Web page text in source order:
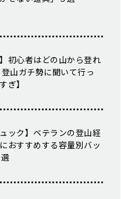
】初心者はどの山から登れ
山ガチ勢に聞いて行っ
ぎ】
ュック】ベテランの登山経
おすすめする容量別バッ